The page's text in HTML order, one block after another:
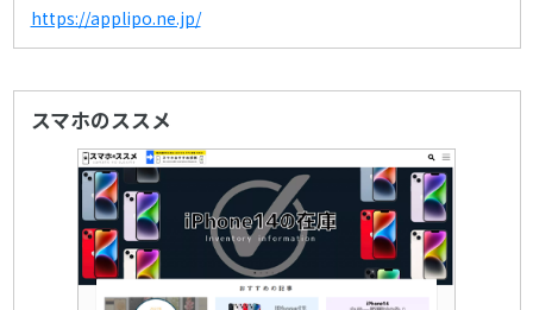
https://applipo.ne.jp/
スマホのススメ